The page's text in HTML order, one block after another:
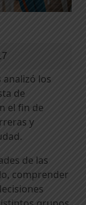
analizó los
de
el fin de
y
de las
comprender